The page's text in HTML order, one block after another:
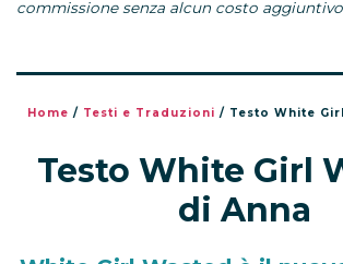
commissione senza alcun costo
Home / Testi e Traduzioni / Testo White
Testo White Girl
di Anna